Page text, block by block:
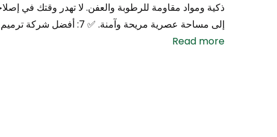
ذكية ومواد مقاومة للرطوبة والعفن. لا تهدر وقتك في
إلى مساحة عصرية مريحة وآمنة. ✅ 7: أفضل شركة ترميم حمامات
Read more